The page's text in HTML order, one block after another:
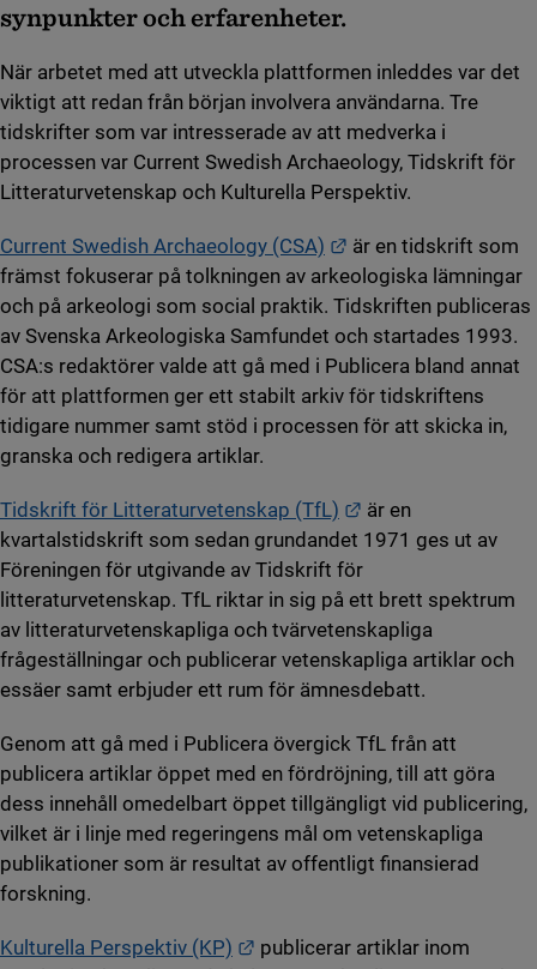
synpunkter och erfarenheter.
När arbetet med att utveckla plattformen inleddes var det
viktigt att redan från början involvera användarna. Tre
tidskrifter som var intresserade av att medverka i
processen var Current Swedish Archaeology, Tidskrift för
Litteraturvetenskap och Kulturella Perspektiv.
Current Swedish Archaeology (CSA) Länk till annan
är en tidskrift som
främst fokuserar på tolkningen av arkeologiska lämningar
och på arkeologi som social praktik. Tidskriften publiceras
av Svenska Arkeologiska Samfundet och startades 1993.
CSA:s redaktörer valde att gå med i Publicera bland annat
för att plattformen ger ett stabilt arkiv för tidskriftens
tidigare nummer samt stöd i processen för att skicka in,
granska och redigera artiklar.
Tidskrift för Litteraturvetenskap (TfL) Länk till annan
är en
kvartalstidskrift som sedan grundandet 1971 ges ut av
Föreningen för utgivande av Tidskrift för
litteraturvetenskap. TfL riktar in sig på ett brett spektrum
av litteraturvetenskapliga och tvärvetenskapliga
frågeställningar och publicerar vetenskapliga artiklar och
essäer samt erbjuder ett rum för ämnesdebatt.
Genom att gå med i Publicera övergick TfL från att
publicera artiklar öppet med en fördröjning, till att göra
dess innehåll omedelbart öppet tillgängligt vid publicering,
vilket är i linje med regeringens mål om vetenskapliga
publikationer som är resultat av offentligt finansierad
forskning.
Kulturella Perspektiv (KP) Länk till annan webbplats.
publicerar artiklar inom